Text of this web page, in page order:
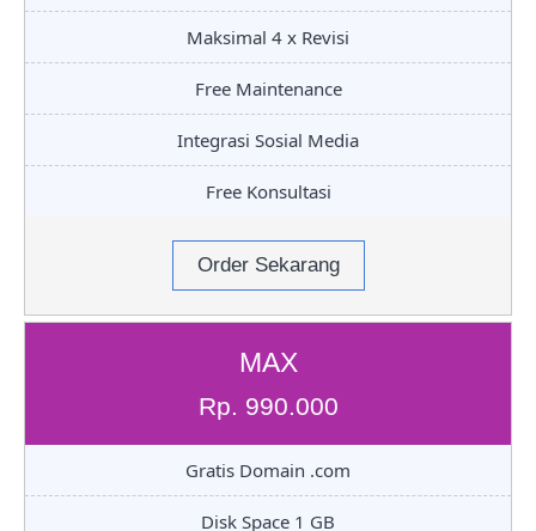
Maksimal 4 x Revisi
Free Maintenance
Integrasi Sosial Media
Free Konsultasi
Order Sekarang
MAX
Rp. 990.000
Gratis Domain .com
Disk Space 1 GB